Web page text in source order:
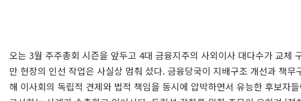
오는 3월 주주총회 시즌을 앞두고 4대 금융지주의 사외이사 대다수가 교체
만 현장의 인선 작업은 사실상 멈춰 섰다. 금융당국이 지배구조 개선과 책무
해 이사회의 독립적 견제와 법적 책임을 동시에 압박하면서 유능한 후보자